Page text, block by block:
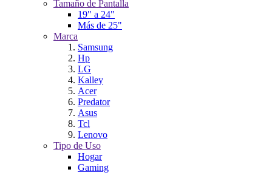
Tamaño de Pantalla
19" a 24"
Más de 25"
Marca
Samsung
Hp
LG
Kalley
Acer
Predator
Asus
Tcl
Lenovo
Tipo de Uso
Hogar
Gaming